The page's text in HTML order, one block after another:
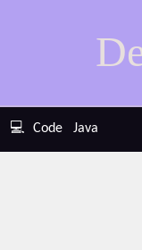
💻 Code Java